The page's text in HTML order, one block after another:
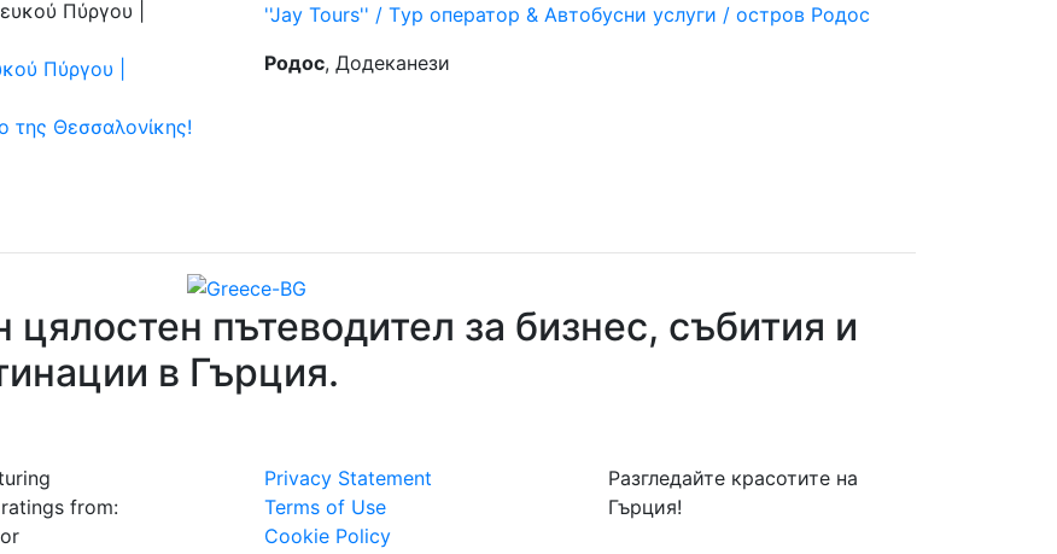
Πύργου |
της Θεσσαλονίκης!
''Jay Tours'' / Tур оператор & Автобусни услуги / остров Родос
Родос, Додеканези
цялостен пътеводител за бизнес, събития и
в Гърция.
from:
Privacy Statement
Terms of Use
Cookie Policy
Разгледайте красотите на
Гърция!